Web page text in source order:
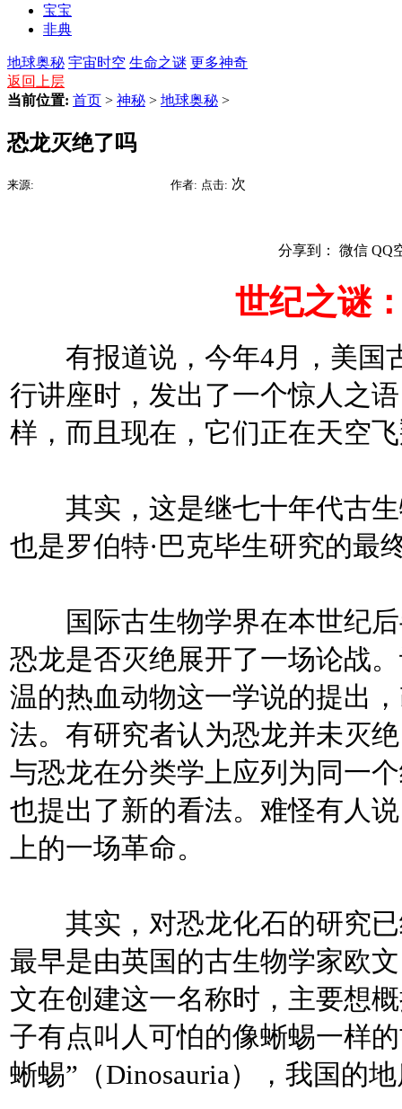
宝宝
非典
地球奥秘 宇宙时空 生命之谜 更多神奇
返回上层
当前位置: 首页 > 神秘 > 地球奥秘 >
恐龙灭绝了吗
来源: 作者: 点击: 次
分享到： 微信 QQ
世纪之谜
有报道说，今年4月，美国
行讲座时，发出了一个惊人之
样，而且现在，它们正在天空
其实，这是继七十年代古生
也是罗伯特·巴克毕生研究的最
国际古生物学界在本世纪后
恐龙是否灭绝展开了一场论战
温的热血动物这一学说的提出
法。有研究者认为恐龙并未灭
与恐龙在分类学上应列为同一
也提出了新的看法。难怪有人
上的一场革命。
其实，对恐龙化石的研究已
最早是由英国的古生物学家欧
文在创建这一名称时，主要想
子有点叫人可怕的像蜥蜴一样
蜥蜴”（Dinosauria），我国的